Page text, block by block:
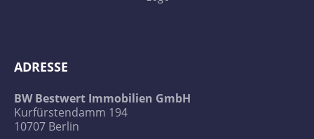
ADRESSE
BW Bestwert Immobilien GmbH
Kurfürstendamm 194
10707 Berlin